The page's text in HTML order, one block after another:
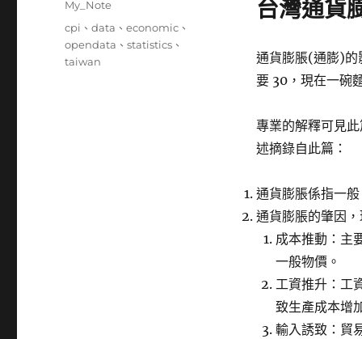
台灣通貨
通貨膨脹(通膨)的
要 30，現在一碗
專業的解釋可見
述摘錄自此篇：
通貨膨脹係指一
通貨膨脹的肇因
成本推動：主
一般物價。
工資推升：工
致生產成本增
輸入誘致：貿
日
期:
分
My_Note
標
籤
cpi 、data 、economic 、
opendata 、statistics 、
taiwan